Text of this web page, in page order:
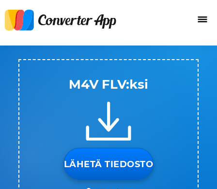
M4V FLV:ksi
LÄHETÄ TIEDOSTO